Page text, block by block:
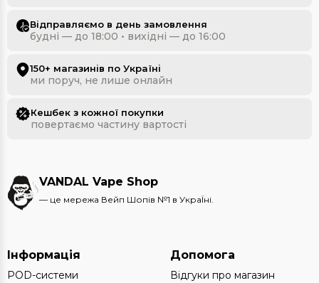
Відправляємо в день замовлення
будні — до 18:00 • вихідні — до 16:00
150+ магазинів по Україні
ми поруч, не лише онлайн
Кешбек з кожної покупки
повертаємо частину вартості
VANDAL Vape Shop
— це мережа Вейп Шопів №1 в УкраЇні.
Інформація
POD-системи
Допомога
Відгуки про магазин